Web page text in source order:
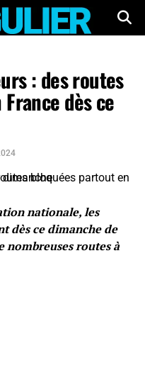
: des routes
dès ce
nationale, les
dès ce dimanche de
routes à